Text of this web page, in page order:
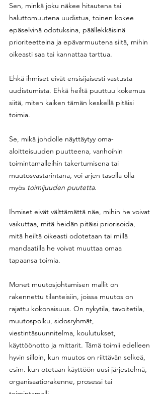
Sen, minkä joku näkee hitautena tai
haluttomuutena uudistua, toinen kokee
epäselvinä odotuksina, päällekkäisinä
prioriteetteina ja epävarmuutena siitä, mihin
oikeasti saa tai kannattaa tarttua.
Ehkä ihmiset eivät ensisijaisesti vastusta
uudistumista. Ehkä heiltä puuttuu kokemus
siitä, miten kaiken tämän keskellä pitäisi
toimia.
Se, mikä johdolle näyttäytyy oma-
aloitteisuuden puutteena, vanhoihin
toimintamalleihin takertumisena tai
muutosvastarintana, voi arjen tasolla olla
myös toimijuuden puutetta.
Ihmiset eivät välttämättä näe, mihin he voivat
vaikuttaa, mitä heidän pitäisi priorisoida,
mitä heiltä oikeasti odotetaan tai millä
mandaatilla he voivat muuttaa omaa
tapaansa toimia.
Monet muutosjohtamisen mallit on
rakennettu tilanteisiin, joissa muutos on
rajattu kokonaisuus. On nykytila, tavoitetila,
muutospolku, sidosryhmät,
viestintäsuunnitelma, koulutukset,
käyttöönotto ja mittarit. Tämä toimii edelleen
hyvin silloin, kun muutos on riittävän selkeä,
esim. kun otetaan käyttöön uusi järjestelmä,
organisaatiorakenne, prosessi tai